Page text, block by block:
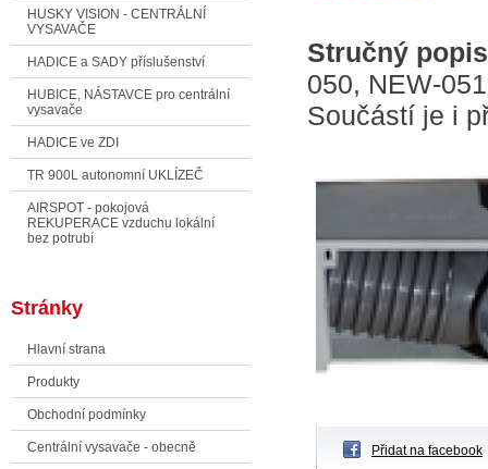
HUSKY VISION - CENTRÁLNÍ
VYSAVAČE
HADICE a SADY příslušenství
HUBICE, NÁSTAVCE pro centrální
vysavače
HADICE ve ZDI
TR 900L autonomní UKLÍZEČ
AIRSPOT - pokojová
REKUPERACE vzduchu lokální
bez potrubí
Stránky
Hlavní strana
Produkty
Obchodní podmínky
Centrální vysavače - obecně
Stručný
050, NEW-
Součástí je i
Přidat na facebook